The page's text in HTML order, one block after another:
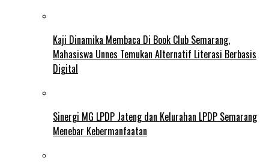
Kaji Dinamika Membaca Di Book Club Semarang,
Mahasiswa Unnes Temukan Alternatif Literasi Berbasis
Digital
Sinergi MG LPDP Jateng dan Kelurahan LPDP Semarang
Menebar Kebermanfaatan